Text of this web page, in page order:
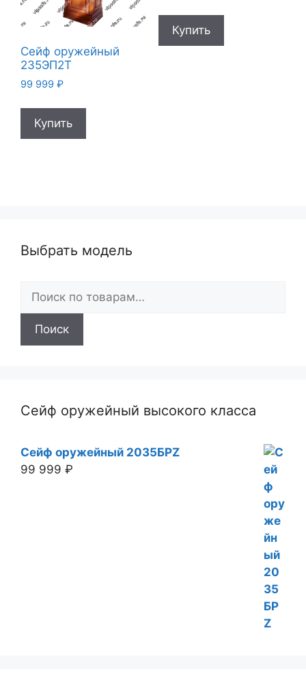
Сейф оружейный
235ЭП2Т
99 999 ₽
Купить
Купить
Выбрать модель
Искать:
Поиск
Сейф оружейный высокого класса
Сейф оружейный 2035БРZ
99 999 ₽